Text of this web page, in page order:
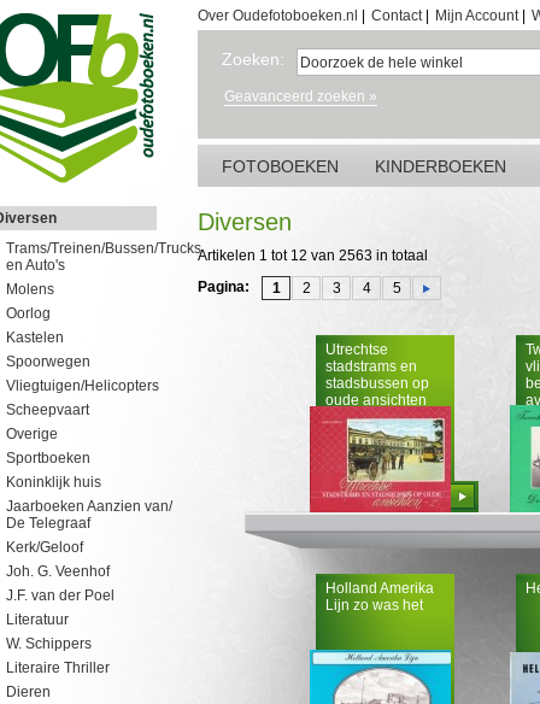
Over Oudefotoboeken.nl Contact| Mijn Account|
Zoeken:
Geavanceerd zoeken »
FOTOBOEKEN KINDERBOEKEN
Trams/Treinen/Bussen/Trucks
en Auto's
Molens
Oorlog
Kastelen
Spoorwegen
Vliegtuigen/Helicopters
Scheepvaart
Overige
Sportboeken
Koninklijk huis
Jaarboeken Aanzien van/
De Telegraaf
Kerk/Geloof
Joh. G. Veenhof
J.F. van der Poel
Literatuur
W. Schippers
Literaire Thriller
Dieren
Diversen
Artikelen 1 tot 12 van 2563 in totaal
Pagina:
1 2 3 4 5
Utrechtse
stadstrams en
stadsbussen op
oude ansichten
deel 2
Bestellen
Holland Amerika
Lijn zo was het